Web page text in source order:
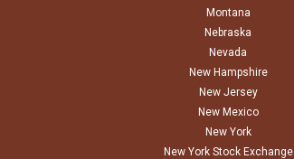
Montana
Nebraska
Nevada
New Hampshire
New Jersey
New Mexico
New York
New York Stock Exchange